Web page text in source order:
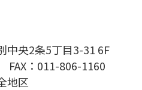
中央2条5丁目3-31 6F
：011-806-1160
地区